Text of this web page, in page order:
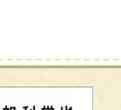
対策教育チーム】
児リハビリテーショ